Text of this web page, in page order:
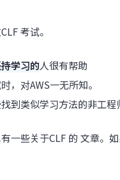
CLF考试。
学习的人很有帮助
，对AWS一无所知。
到类似学习方法的非工程
一些关于CLF 的文章。